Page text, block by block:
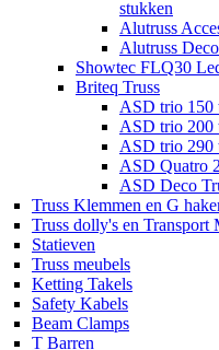
stukken
Alutruss
Alutruss
Showtec FLQ30
Briteq Truss
ASD trio 150
ASD trio 200
ASD trio 290
ASD Quatro
ASD Deco
Truss Klemmen en G
Truss dolly's en Transport
Statieven
Truss meubels
Ketting Takels
Safety Kabels
Beam Clamps
T Barren